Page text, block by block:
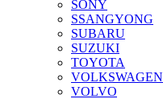
SONY
SSANGYONG
SUBARU
SUZUKI
TOYOTA
VOLKSWAGEN
VOLVO